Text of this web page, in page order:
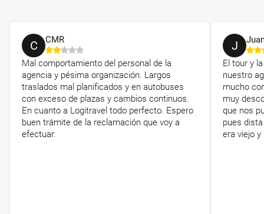
C CMR
Mal comportamiento del personal de la
agencia y pésima organización. Largos
traslados mal planificados y en autobuses
con exceso de plazas y cambios continuos.
En cuanto a Logitravel todo perfecto. Espero
buen trámite de la reclamación que voy a
efectuar.
J
El tour y
nuestro
mucho
muy
que nos
pues
era viejo